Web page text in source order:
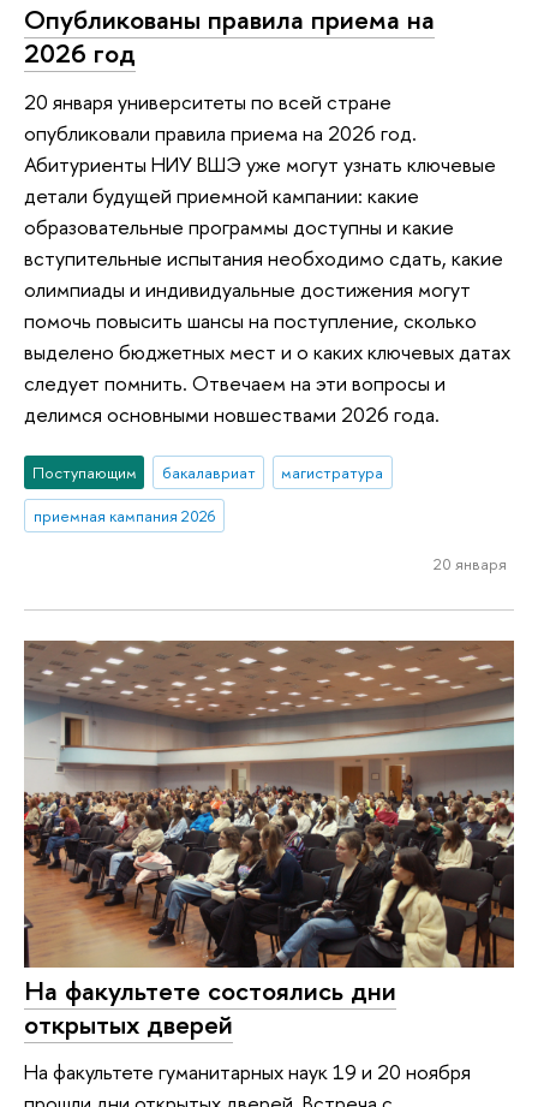
Опубликованы правила приема на
2026 год
20 января университеты по всей стране
опубликовали правила приема на 2026 год.
Абитуриенты НИУ ВШЭ уже могут узнать ключевые
детали будущей приемной кампании: какие
образовательные программы доступны и какие
вступительные испытания необходимо сдать, какие
олимпиады и индивидуальные достижения могут
помочь повысить шансы на поступление, сколько
выделено бюджетных мест и о каких ключевых датах
следует помнить. Отвечаем на эти вопросы и
делимся основными новшествами 2026 года.
Поступающим бакалавриат
магистратура
приемная кампания 2026
20 января
На факультете состоялись дни
открытых дверей
На факультете гуманитарных наук 19 и 20 ноября